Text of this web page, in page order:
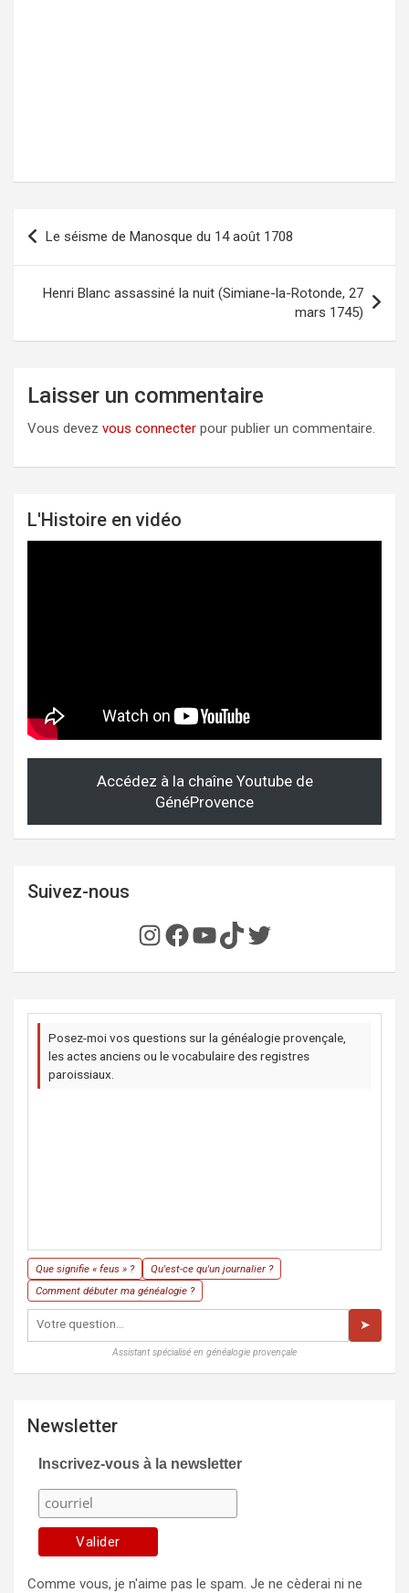
Navigation
de
l’article
Le séisme de Manosque du 14 août 1708
Henri Blanc assassiné la nuit (Simiane-la-Rotonde, 27
mars 1745)
Laisser un commentaire
Vous devez vous connecter pour publier un commentaire.
L'Histoire en vidéo
Accédez à la chaîne Youtube de
GénéProvence
Suivez-nous
Instagram
Facebook
YouTube
TikTok
Twitter
Posez-moi vos questions sur la généalogie provençale,
les actes anciens ou le vocabulaire des registres
paroissiaux.
Que signifie « feus » ?
Qu'est-ce qu'un journalier ?
Comment débuter ma généalogie ?
➤
Assistant spécialisé en généalogie provençale
Newsletter
Inscrivez-vous à la newsletter
Comme vous, je n'aime pas le spam. Je ne cèderai ni ne